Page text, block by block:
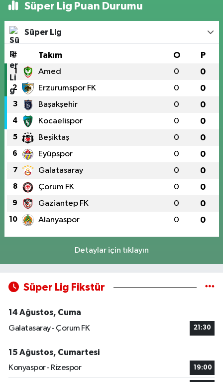
Süper Lig Puan Durumu
Süper Lig
# Takım O P
1 Amed 0 0
2 Erzurumspor FK 0 0
3 Başakşehir 0 0
4 Kocaelispor 0 0
5 Beşiktaş 0 0
6 Eyüpspor 0 0
7 Galatasaray 0 0
8 Çorum FK 0 0
9 Gaziantep FK 0 0
10 Alanyaspor 0 0
Detaylar için tıklayın
Süper Lig Fikstür
14 Ağustos, Cuma
Galatasaray - Çorum FK
21:30
15 Ağustos, Cumartesi
Konyaspor - Rizespor
19:00